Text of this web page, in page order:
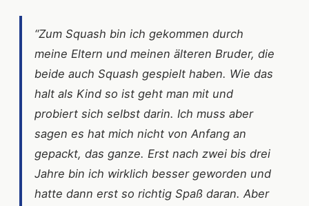
“Zum Squash bin ich gekommen durch
meine Eltern und meinen älteren Bruder, die
beide auch Squash gespielt haben. Wie das
halt als Kind so ist geht man mit und
probiert sich selbst darin. Ich muss aber
sagen es hat mich nicht von Anfang an
gepackt, das ganze. Erst nach zwei bis drei
Jahre bin ich wirklich besser geworden und
hatte dann erst so richtig Spaß daran. Aber